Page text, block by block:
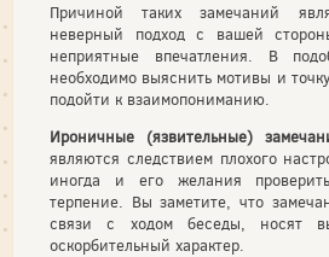
Причиной таких замечаний
неверный под­ход с вашей
неприятные впечатления. В
необходимо выяснить мотивы и
подойти к взаимопониманию.
Ироничные (язвительные)
являются следствием плохого
иногда и его желания
терпение. Вы заметите, что
связи с ходом беседы, носят
оскорбительный характер.